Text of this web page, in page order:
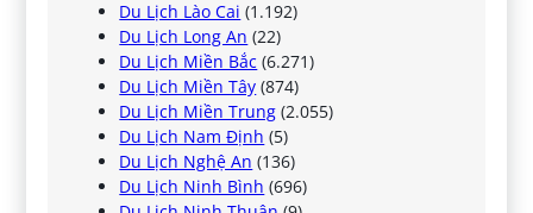
Du Lịch Lào Cai (1.192)
Du Lịch Long An (22)
Du Lịch Miền Bắc (6.271)
Du Lịch Miền Tây (874)
Du Lịch Miền Trung (2.055)
Du Lịch Nam Định (5)
Du Lịch Nghệ An (136)
Du Lịch Ninh Bình (696)